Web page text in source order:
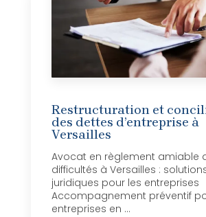
Restructuration et
des dettes d’entreprise à
Versailles
Avocat en règlement amiable
difficultés à Versailles :
juridiques pour les entreprises
Accompagnement préventif
entreprises en ...